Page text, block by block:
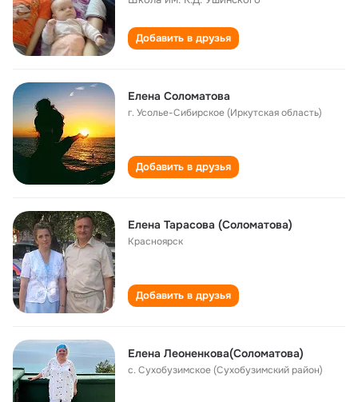
Добавить в друзья
Елена Соломатова
г. Усолье-Сибирское (Иркутская область)
Добавить в друзья
Елена Тарасова (Соломатова)
Красноярск
Добавить в друзья
Елена Леоненкова(Соломатова)
с. Сухобузимское (Сухобузимский район)